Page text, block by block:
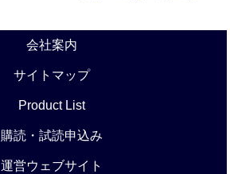
会社案内
サイトマップ
Product List
購読・試読申込み
運営ウェブサイト